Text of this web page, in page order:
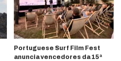
Portuguese Surf Film Fest
anuncia vencedores da 15ª